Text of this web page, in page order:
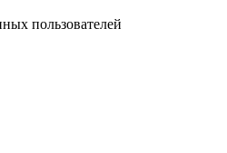
пользователей